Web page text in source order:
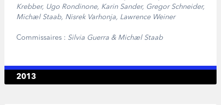
Krebber, Ugo Rondinone, Karin Sander, Gregor Schneider,
Michael Staab, Nisrek Varhonja, Lawrence Weiner
Commissaires : Silvia Guerra & Michael Staab
2013